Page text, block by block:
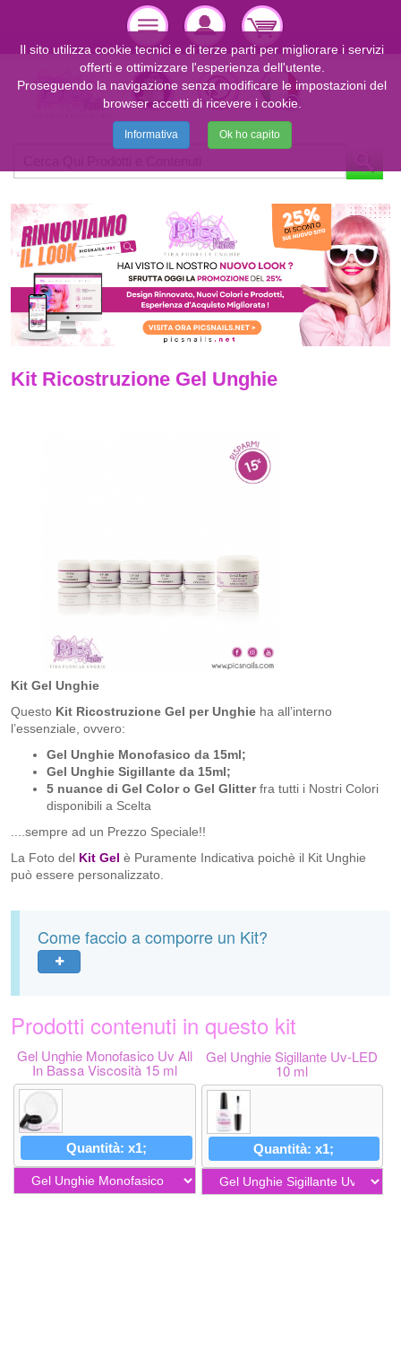
Kit Ricostruzione Gel Unghie
Kit Gel Unghie
Questo Kit Ricostruzione Gel per Unghie ha all’interno
l’essenziale, ovvero:
Gel Unghie Monofasico da 15ml;
Gel Unghie Sigillante da 15ml;
5 nuance di Gel Color o Gel Glitterfra tutti i Nostri Colori
disponibili a Scelta​
....sempre ad un Prezzo Speciale!!
La Foto del Kit Gel è Puramente Indicativa poichè il Kit Unghie
può essere personalizzato.
Come faccio a comporre un Kit?
Prodotti contenuti in questo kit
Gel Unghie Monofasico Uv All
In Bassa Viscosità 15 ml
Quantità: x1;
Gel Unghie Sigillante Uv-LED
10 ml
Quantità: x1;
Il sito utilizza cookie tecnici e di terze parti per migliorare i servizi
offerti e ottimizzare l'esperienza dell'utente.
Proseguendo la navigazione senza modificare le impostazioni del
browser accetti di ricevere i cookie.
Informativa Ok ho capito